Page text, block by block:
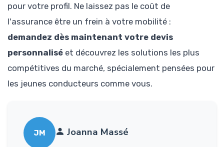
pour votre profil. Ne laissez pas le coût de
l'assurance être un frein à votre mobilité :
demandez dès maintenant votre devis
personnalisé et découvrez les solutions les plus
compétitives du marché, spécialement pensées pour
les jeunes conducteurs comme vous.
JM Joanna Massé